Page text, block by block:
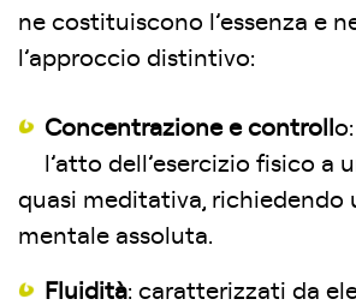
ne costituiscono l’essenza e
l’approccio distintivo:
Concentrazione e controll
l’atto dell’esercizio fisico a
quasi meditativa, richiedendo
mentale assoluta.
Fluidità: caratterizzati da